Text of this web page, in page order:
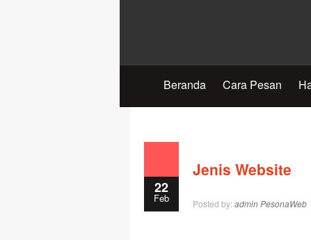
Beranda Cara Pesan
22
Feb
Jenis Website
Posted by: admin PesonaWeb